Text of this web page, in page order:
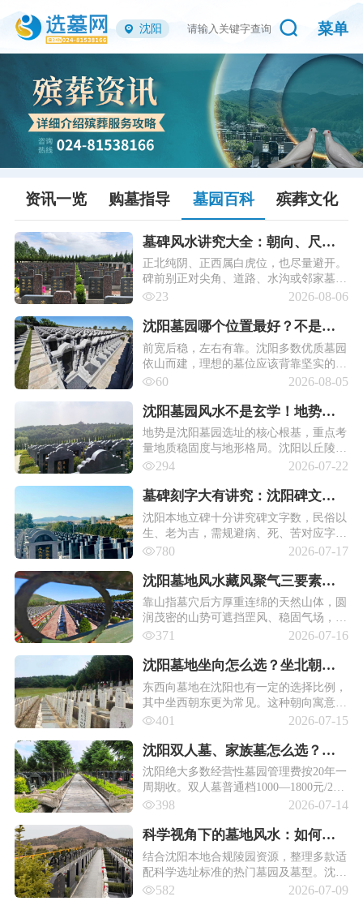
沈阳 菜单
资讯一览 购墓指导 墓园百科 殡葬文化
墓碑风水讲究大全：朝向、尺
寸、刻字忌讳，沈阳安葬必备常
识 ！
正北纯阴、正西属白虎位，也尽量避开。
碑前别正对尖角、道路、水沟或邻家墓
碑，犯冲。讲究细一点的家庭会请师傅用
冲不克最稳妥。
23 2026-08-06
沈阳墓园哪个位置最好？不是正
中间！内行人选位的4条铁律！
前宽后稳，左右有靠。沈阳多数优质墓园
依山而建，理想的墓位应该背靠坚实的山
体，前方视野开阔无遮挡，左右有低矮的
60 2026-08-05
沈阳墓园风水不是玄学！地势、
朝向、排水用科学讲透硬指标！
地势是沈阳墓园选址的核心根基，重点考
量地质稳固度与地形格局。沈阳以丘陵缓
坡地貌为主，优质墓位多背靠平缓厚实山
间，可有效规避土层松动、滑坡等隐患。
294 2026-07-22
墓碑刻字大有讲究：沈阳碑文格
式、字数忌讳与2026最新刻碑参
考价！
沈阳本地立碑十分讲究碑文字数，民俗以
生、老为吉，需规避病、死、苦对应字
数，可微调落款文字凑吉祥字数。常规单
数过多影响排版且增加费用。
780 2026-07-17
沈阳墓地风水藏风聚气三要素：
靠山、案山、明堂，缺一不可！
靠山指墓穴后方厚重连绵的天然山体，圆
润茂密的山势可遮挡罡风、稳固气场，寓
意家族根基稳固、后辈多得助力。
371 2026-07-16
沈阳墓地坐向怎么选？坐北朝南
还是东西向，有什么差别！
东西向墓地在沈阳也有一定的选择比例，
其中坐西朝东更为常见。这种朝向寓意
"迎日而生"，象征着新生与希望，尤其适
庭。
401 2026-07-15
沈阳双人墓、家族墓怎么选？从
占地面积、朝向、后期管理费解
析！
沈阳绝大多数经营性墓园管理费按20年一
周期收。双人墓普通档1000—1800元/20
年，高档区2000—2800元；家族墓因为面
每位先人头上反而划算。
398 2026-07-14
科学视角下的墓地风水：如何用
现代知识挑选墓位？
结合沈阳本地合规陵园资源，整理多款适
配科学选址标准的热门墓园及墓型。沈北
龙福山墓园山水相依，主推晚渡苑水岸立
582 2026-07-09